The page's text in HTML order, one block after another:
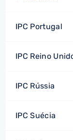
IPC Portugal
IPC Reino
IPC Rússia
IPC Suécia